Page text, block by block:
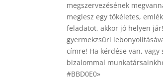
megszervezésének
meglesz egy tökéletes,
feladatot, akkor jó helyen
gyermekzsűri
címre! Ha kérdése van,
bizalommal
#BBD0E0»